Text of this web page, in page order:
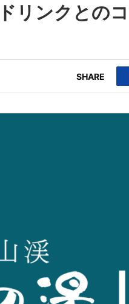
リンクとの
SHARE